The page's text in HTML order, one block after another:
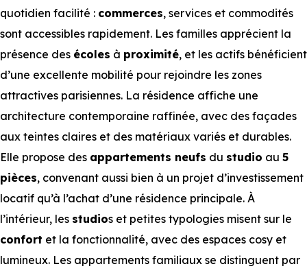
quotidien facilité : commerces, services et commodités
sont accessibles rapidement. Les familles apprécient la
présence des écoles à proximité, et les actifs bénéficient
d’une excellente mobilité pour rejoindre les zones
attractives parisiennes. La résidence affiche une
architecture contemporaine raffinée, avec des façades
aux teintes claires et des matériaux variés et durables.
Elle propose des appartements neufs du studio au 5
pièces, convenant aussi bien à un projet d’investissement
locatif qu’à l’achat d’une résidence principale. À
l’intérieur, les studios et petites typologies misent sur le
confort et la fonctionnalité, avec des espaces cosy et
lumineux. Les appartements familiaux se distinguent par